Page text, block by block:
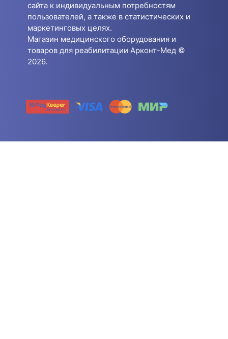
сайта к индивидуальным потребностям
пользователей, а также в статистических и
маркетинговых целях.
Магазин медицинского оборудования и
товаров для реабилитации Арконт-Мед ©
2026.